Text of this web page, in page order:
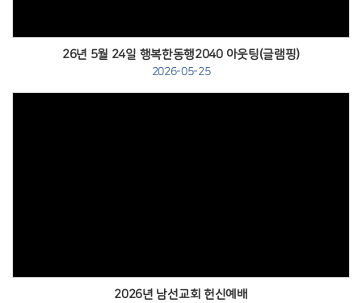
26년 5월 24일 행복한동행2040 아웃팅(글램핑)
2026-05-25
2026년 남선교회 헌신예배